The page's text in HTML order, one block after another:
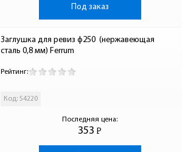
Под заказ
Заглушка для ревиз ф250  (нержавеющая
сталь 0,8 мм) Ferrum
Рейтинг:
Код: 54220
Последняя цена:
353 Р
-